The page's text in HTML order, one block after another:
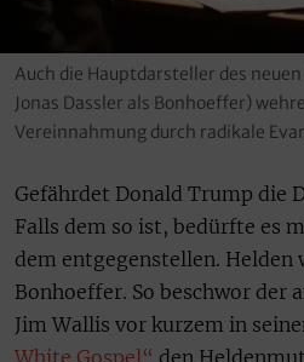
Auch die Hauptdarsteller des
Jonas Dassler als Bonhoeffer)
Vereinnahmung durch radikale
Gefährdet Donald Trump die
Falls dem so ist, bedürfte es
dem entgegenstellen. Helden
Bonhoeffer. So beschwor der
Jim Wallis vor kurzem in